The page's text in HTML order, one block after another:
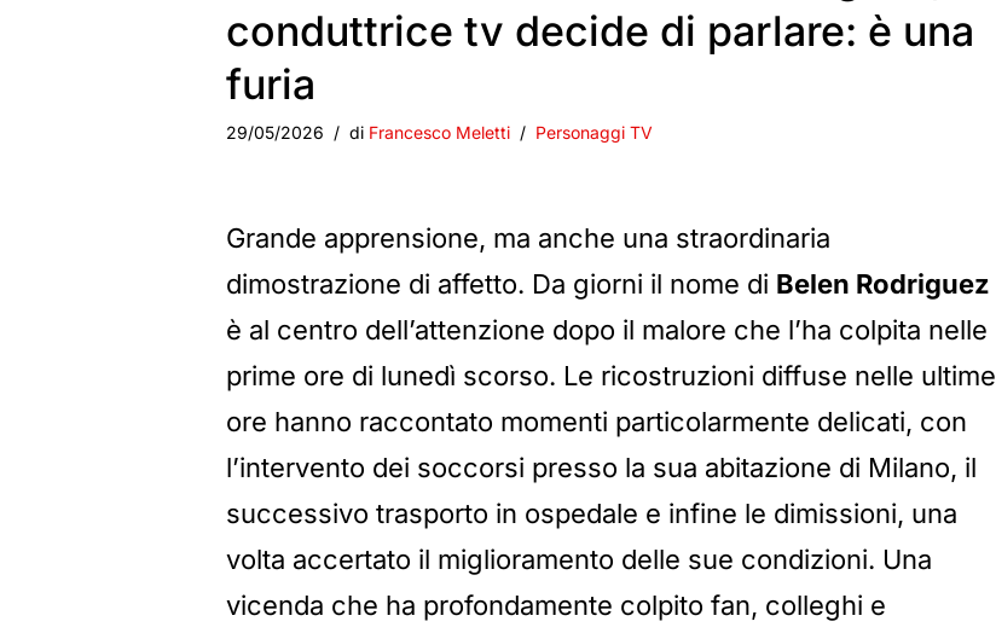
conduttrice tv decide di parlare: è una
furia
29/05/2026 di Francesco Meletti Personaggi TV
Grande apprensione, ma anche una straordinaria
dimostrazione di affetto. Da giorni il nome di Belen Rodriguez
è al centro dell’attenzione dopo il malore che l’ha colpita nelle
prime ore di lunedì scorso. Le ricostruzioni diffuse nelle ultime
ore hanno raccontato momenti particolarmente delicati, con
l’intervento dei soccorsi presso la sua abitazione di Milano, il
successivo trasporto in ospedale e infine le dimissioni, una
volta accertato il miglioramento delle sue condizioni. Una
vicenda che ha profondamente colpito fan, colleghi e